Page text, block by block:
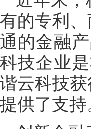
有的专利
通的金融
科技企业
谐云科技
提供了支持